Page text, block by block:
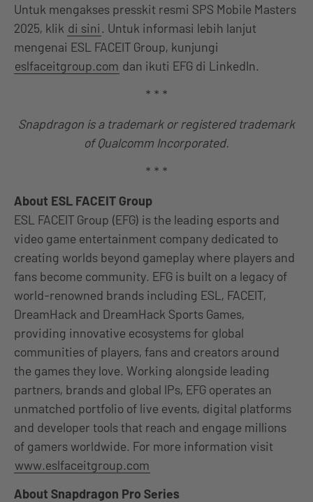
Untuk mengakses presskit resmi SPS Mobile Masters
2025, klik di sini. Untuk informasi lebih lanjut
mengenai ESL FACEIT Group, kunjungi
eslfaceitgroup.com dan ikuti EFG di LinkedIn.
* * *
Snapdragon is a trademark or registered trademark
of Qualcomm Incorporated.
* * *
About ESL FACEIT Group
ESL FACEIT Group (EFG) is the leading esports and
video game entertainment company dedicated to
creating worlds beyond gameplay where players and
fans become community. EFG is built on a legacy of
world-renowned brands including ESL, FACEIT,
DreamHack and DreamHack Sports Games,
providing innovative ecosystems for global
communities of players, fans and creators around
the games they love. Working alongside leading
partners, brands and global IPs, EFG operates an
unmatched portfolio of live events, digital platforms
and developer tools that reach and engage millions
of gamers worldwide. For more information visit
www.eslfaceitgroup.com
About Snapdragon Pro Series